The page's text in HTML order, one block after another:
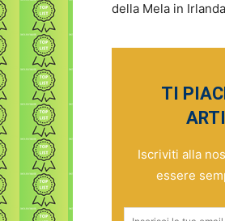
della Mela in
TI
Iscriviti alla
essere